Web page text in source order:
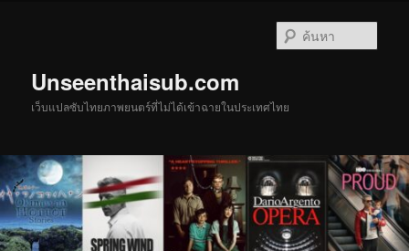
Unseenthaisub.com
เว็บแปลซับไทยภาพยนตร์ที่ไม่ได้เข้าฉายในประเทศไทย